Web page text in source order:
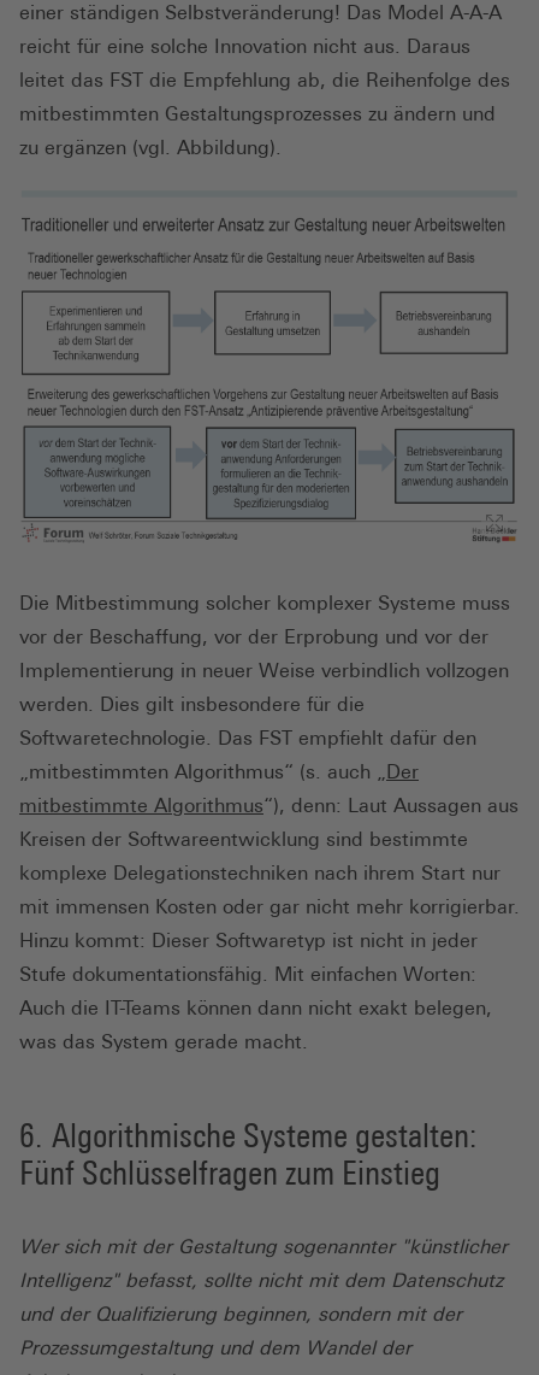
einer ständigen Selbstveränderung! Das Model A-A-A
reicht für eine solche Innovation nicht aus. Daraus
leitet das FST die Empfehlung ab, die Reihenfolge des
mitbestimmten Gestaltungsprozesses zu ändern und
zu ergänzen (vgl. Abbildung).
Die Mitbestimmung solcher komplexer Systeme muss
vor der Beschaffung, vor der Erprobung und vor der
Implementierung in neuer Weise verbindlich vollzogen
werden. Dies gilt insbesondere für die
Softwaretechnologie. Das FST empfiehlt dafür den
„mitbestimmten Algorithmus“ (s. auch „ Der
mitbestimmte Algorithmus“), denn: Laut Aussagen aus
Kreisen der Softwareentwicklung sind bestimmte
komplexe Delegationstechniken nach ihrem Start nur
mit immensen Kosten oder gar nicht mehr korrigierbar.
Hinzu kommt: Dieser Softwaretyp ist nicht in jeder
Stufe dokumentationsfähig. Mit einfachen Worten:
Auch die IT-Teams können dann nicht exakt belegen,
was das System gerade macht.
Algorithmische Systeme gestalten:
Fünf Schlüsselfragen zum Einstieg
Wer sich mit der Gestaltung sogenannter "künstlicher
Intelligenz" befasst, sollte nicht mit dem Datenschutz
und der Qualifizierung beginnen, sondern mit der
Prozessumgestaltung und dem Wandel der